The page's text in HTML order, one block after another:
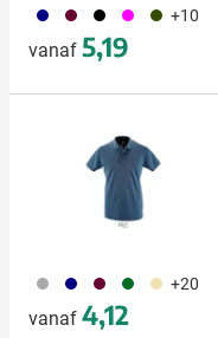
492 010 001 046 104 +10
vanaf 5,19
491 492 010 134 014 +20
vanaf 4,12